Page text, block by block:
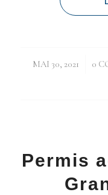
MAI 30, 2021
/ 0
Permis